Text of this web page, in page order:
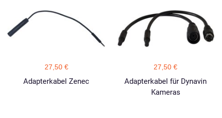
27,50 €
Adapterkabel Zenec
27,50 €
Adapterkabel für Dynavin
Kameras